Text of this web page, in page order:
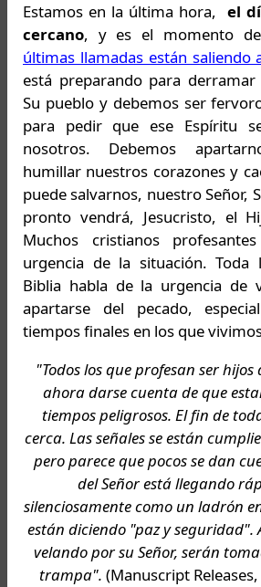
Estamos en la última hora, el
cercano, y es el momento de
últimas llamadas están saliendo
está preparando para
Su pueblo y debemos ser
para pedir que ese Espíritu
nosotros. Debemos
humillar nuestros corazones y
puede salvarnos, nuestro Señor,
pronto vendrá, Jesucristo, el
Muchos cristianos
urgencia de la situación. Toda
Biblia habla de la urgencia de
apartarse del pecado,
tiempos finales en los que
"Todos los que profesan ser hijos
ahora darse cuenta de que
tiempos peligrosos. El fin de
cerca. Las señales se están
pero parece que pocos se dan
del Señor está llegando
silenciosamente como un ladrón
están diciendo "paz y seguridad".
velando por su Señor, serán
trampa". (Manuscript